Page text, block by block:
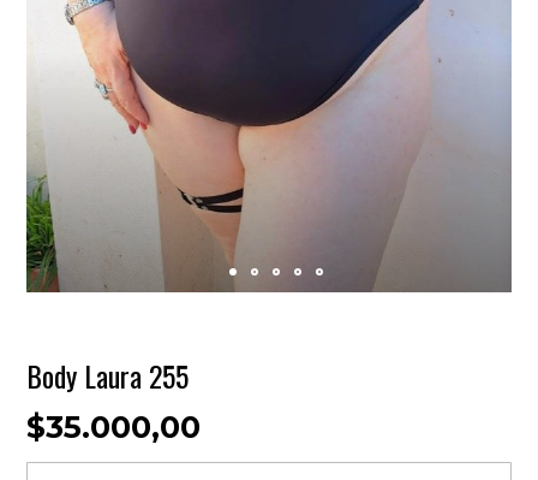
Body Laura 255
$35.000,00